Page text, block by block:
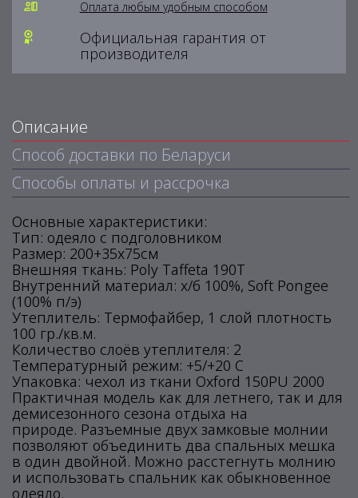
Оплата любым удобным способом
Официальная гарантия от
производителя
Описание
Способ доставки по Беларуси
Способы оплаты и рассрочка
Основные характеристики:
Тип: одеяло с подголовником
Размер: 200+35х75см
Внешняя ткань: Poly Taffeta 190T
Внутренний материал: х/б 100%, Soft Pongee
(100% п/э)
Утеплитель: Термофайбер, 1 слой плотность
100 гр./кв.м.
Количество слоёв утеплителя: 2
Температурный режим: +5/+20 С
Упаковка: чехол из ткани Oxford 150PU 2000
Практичная модель как для летнего, так и для
демисезонного сезона отдыха на
природе. Разъемные двух замковые молнии
позволяют объединить два спальных мешка
в один двойной. Можно расстегнуть молнию
и использовать спальник как обыкновенное
одеяло.